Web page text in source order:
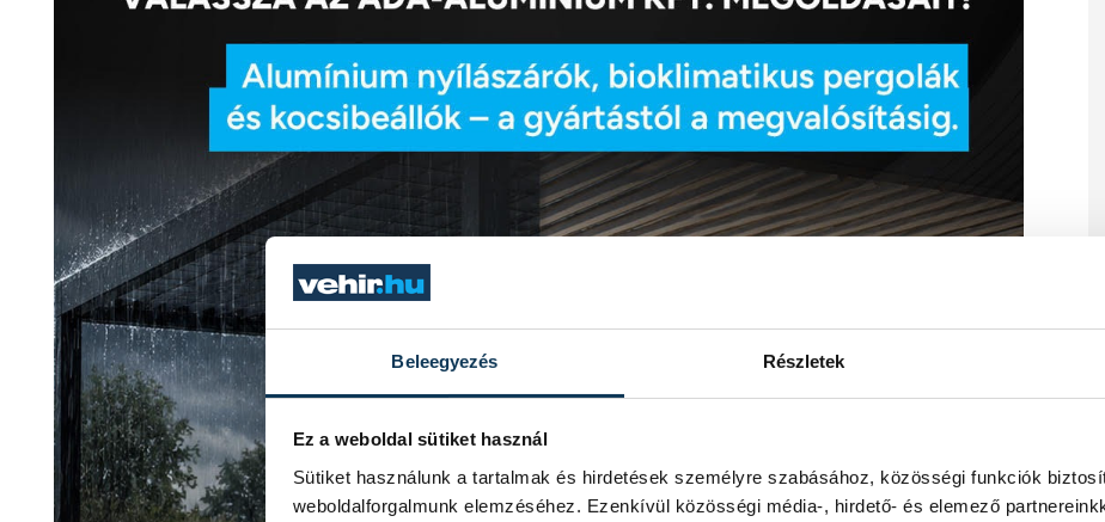
Beleegyezés Részletek
Ez a weboldal sütiket használ
Sütiket használunk a tartalmak és hirdetések személyre szabásához, közösségi funkciók
weboldalforgalmunk elemzéséhez. Ezenkívül közösségi média-, hirdető- és elemező